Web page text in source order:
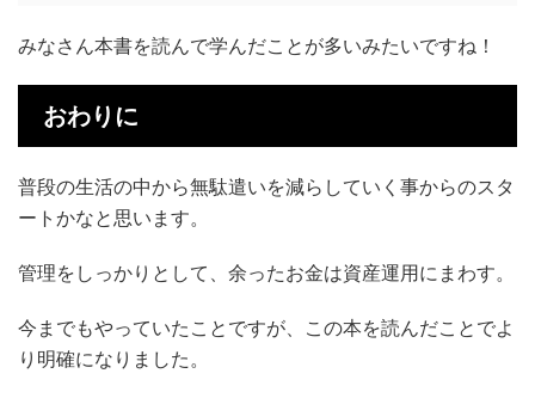
みなさん本書を読んで学んだことが多いみたいですね！
おわりに
普段の生活の中から無駄遣いを減らしていく事からのスタ
ートかなと思います。
管理をしっかりとして、余ったお金は資産運用にまわす。
今までもやっていたことですが、この本を読んだことでよ
り明確になりました。